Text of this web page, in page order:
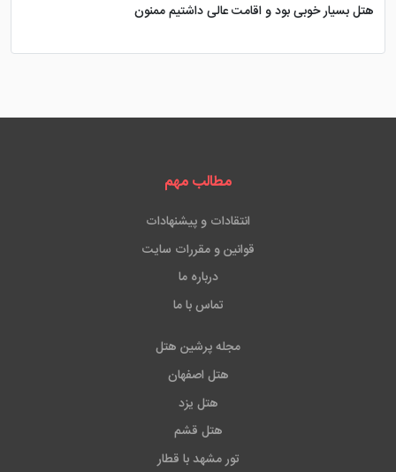
هتل بسیار خوبی بود و اقامت عالی داشتیم ممنون
مطالب مهم
انتقادات و پیشنهادات
قوانین و مقررات سایت
درباره ما
تماس با ما
مجله پرشین هتل
هتل اصفهان
هتل یزد
هتل قشم
تور مشهد با قطار